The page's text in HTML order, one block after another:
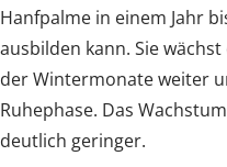
Hanfpalme in einem Jahr
ausbilden kann. Sie
der Wintermonate weiter
Ruhephase. Das
deutlich geringer.